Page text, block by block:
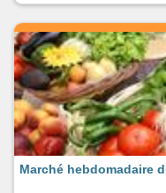
Marché hebdomadaire